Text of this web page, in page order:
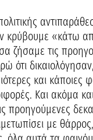
κρύβουμε «κάτω
ζήσαμε τις
ότι
και κάποιες
Και ακόμα
προηγούμενες
με